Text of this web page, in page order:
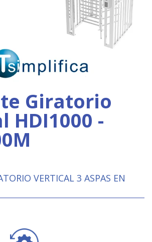
Giratorio
HDI1000 -
VERTICAL 3 ASPAS EN